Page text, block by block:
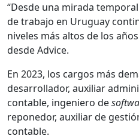
“Desde una mirada
de trabajo en Uruguay
niveles más altos de los
desde Advice.
En 2023, los cargos más
desarrollador, auxiliar
contable, ingeniero de
reponedor, auxiliar de
contable.